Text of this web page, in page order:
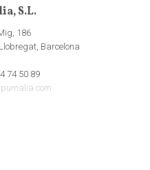
S.L.
186
Barcelona
74 50 89